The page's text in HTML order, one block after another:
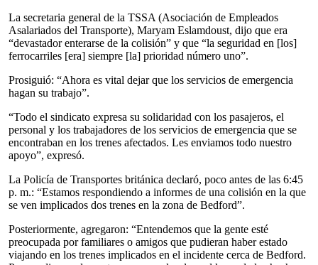
La secretaria general de la TSSA (Asociación de Empleados
Asalariados del Transporte), Maryam Eslamdoust, dijo que era
“devastador enterarse de la colisión” y que “la seguridad en [los]
ferrocarriles [era] siempre [la] prioridad número uno”.
Prosiguió: “Ahora es vital dejar que los servicios de emergencia
hagan su trabajo”.
“Todo el sindicato expresa su solidaridad con los pasajeros, el
personal y los trabajadores de los servicios de emergencia que se
encontraban en los trenes afectados. Les enviamos todo nuestro
apoyo”, expresó.
La Policía de Transportes británica declaró, poco antes de las 6:45
p. m.: “Estamos respondiendo a informes de una colisión en la que
se ven implicados dos trenes en la zona de Bedford”.
Posteriormente, agregaron: “Entendemos que la gente esté
preocupada por familiares o amigos que pudieran haber estado
viajando en los trenes implicados en el incidente cerca de Bedford.